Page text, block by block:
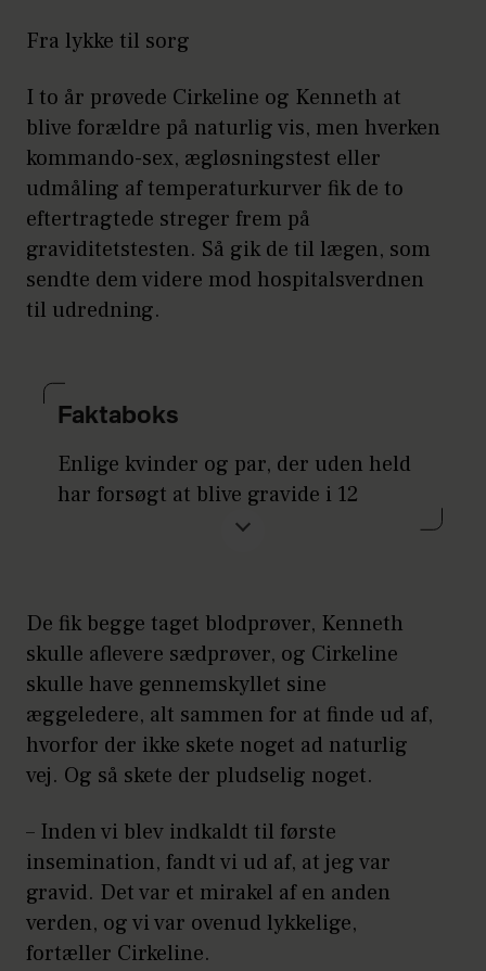
Fra lykke til sorg
I to år prøvede Cirkeline og Kenneth at
blive forældre på naturlig vis, men hverken
kommando-sex, ægløsningstest eller
udmåling af temperaturkurver fik de to
eftertragtede streger frem på
graviditetstesten. Så gik de til lægen, som
sendte dem videre mod hospitalsverdnen
til udredning.
Faktaboks
Enlige kvinder og par, der uden held
har forsøgt at blive gravide i 12
måneder, har ret til at blive behandlet
måneder.
Du må højst være 40 år ved
henvisningen og der ydes ikke
behandling til kvinder over 41 år i det
offentlige. Behandlingen dækker kun
jeres første fælles barn.
I skal i første omgang henvende jer til
egen læge, der henviser til en
fertilitetsklinik. Det offentlige dækker
udgifterne til tre til seks
inseminationsforsøg samt tre
De fik begge taget blodprøver, Kenneth
skulle aflevere sædprøver, og Cirkeline
skulle have gennemskyllet sine
æggeledere, alt sammen for at finde ud af,
hvorfor der ikke skete noget ad naturlig
vej. Og så skete der pludselig noget.
– Inden vi blev indkaldt til første
insemination, fandt vi ud af, at jeg var
gravid. Det var et mirakel af en anden
verden, og vi var ovenud lykkelige,
fortæller Cirkeline.